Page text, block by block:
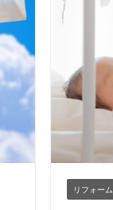
リフォーム